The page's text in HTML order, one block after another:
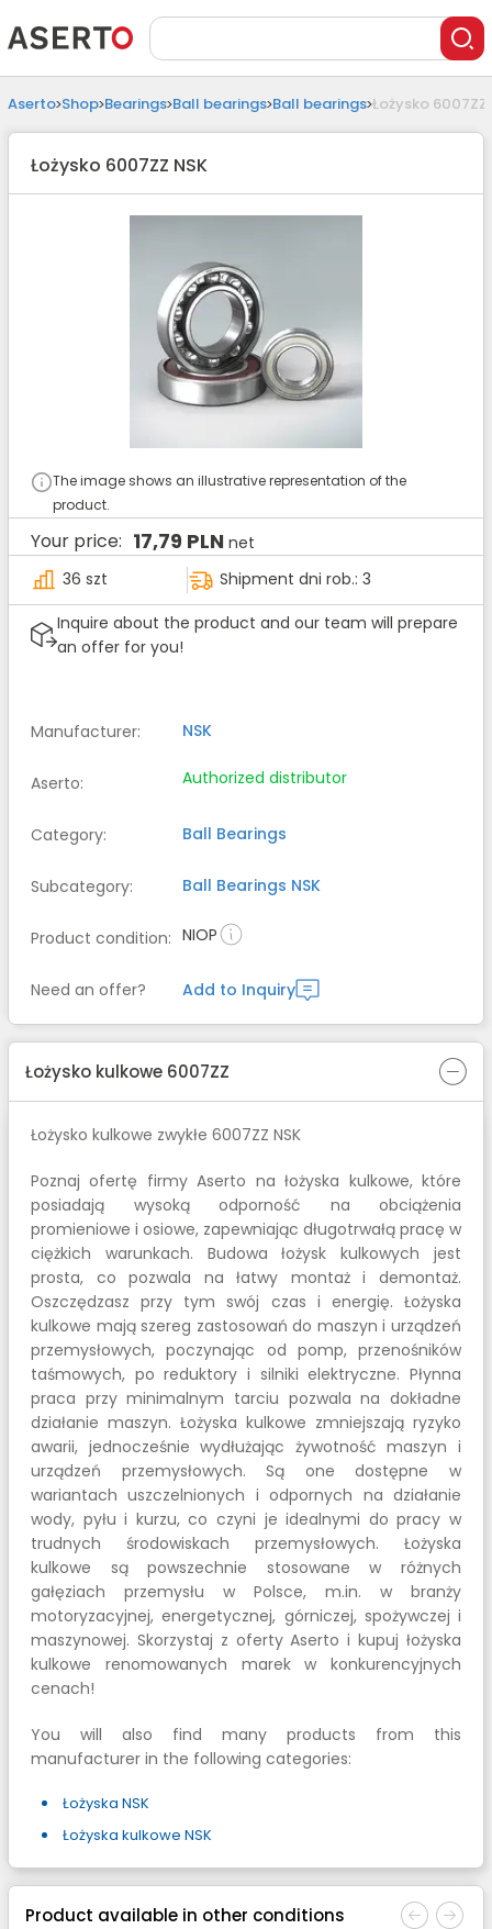
Aserto Shop Bearings Ball bearings Ball bearings Łożysko 6007ZZ
Łożysko 6007ZZ NSK
The image shows an illustrative representation of the
product.
Your price: 17,79 PLN net
36 szt
Shipment dni rob.: 3
Inquire about the product and our team will prepare
an offer for you!
Manufacturer: NSK
Aserto: Authorized distributor
Category: Ball Bearings
Subcategory: Ball Bearings NSK
Product condition: NIOP
Need an offer? Add to Inquiry
Łożysko kulkowe 6007ZZ
Łożysko kulkowe zwykłe 6007ZZ NSK
Poznaj ofertę firmy Aserto na łożyska kulkowe, które
posiadają wysoką odporność na obciążenia
promieniowe i osiowe, zapewniając długotrwałą pracę w
ciężkich warunkach. Budowa łożysk kulkowych jest
prosta, co pozwala na łatwy montaż i demontaż.
Oszczędzasz przy tym swój czas i energię. Łożyska
kulkowe mają szereg zastosowań do maszyn i urządzeń
przemysłowych, poczynając od pomp, przenośników
taśmowych, po reduktory i silniki elektryczne. Płynna
praca przy minimalnym tarciu pozwala na dokładne
działanie maszyn. Łożyska kulkowe zmniejszają ryzyko
awarii, jednocześnie wydłużając żywotność maszyn i
urządzeń przemysłowych. Są one dostępne w
wariantach uszczelnionych i odpornych na działanie
wody, pyłu i kurzu, co czyni je idealnymi do pracy w
trudnych środowiskach przemysłowych. Łożyska
kulkowe są powszechnie stosowane w różnych
gałęziach przemysłu w Polsce, m.in. w branży
motoryzacyjnej, energetycznej, górniczej, spożywczej i
maszynowej. Skorzystaj z oferty Aserto i kupuj łożyska
kulkowe renomowanych marek w konkurencyjnych
cenach!
You will also find many products from this
manufacturer in the following categories:
Łożyska NSK
Łożyska kulkowe NSK
Product available in other conditions